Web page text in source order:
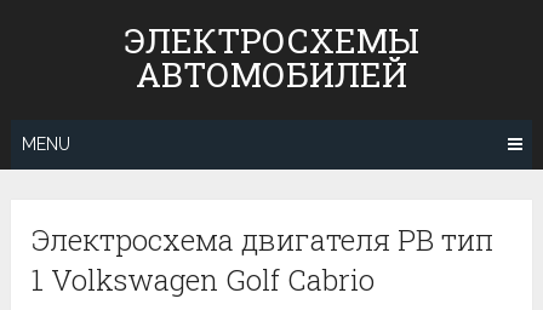
ЭЛЕКТРОСХЕМЫ
АВТОМОБИЛЕЙ
MENU
Электросхема двигателя PB тип
1 Volkswagen Golf Cabrio